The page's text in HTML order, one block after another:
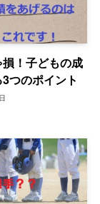
！子どもの成
つのポイント